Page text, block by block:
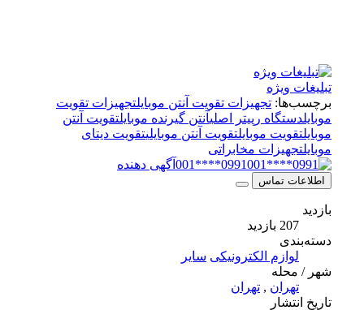
تبلیغات ویژه
برچسب‌ها:تجهیزات تقویت آنتن موبایل تجهیزات تقویت
دستگاه رپیتر اصلی آنتن گیرنده موبایل تقویت آنتن
تقویت موبایل تقویت آنتن موبایلیتقویت دیتای
تجهیزات مخابراتی
0991****001
آگهی دهنده
اطلاعات تماس
دسته‌بندی
لوازم الکترونیکی سایر
شهر / محله
تهران,تهران
تاریخ انتشار